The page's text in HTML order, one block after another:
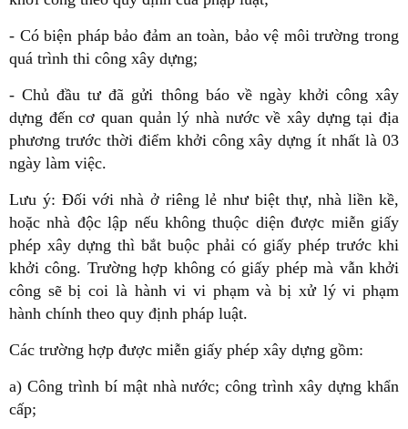
- Có biện pháp bảo đảm an toàn, bảo vệ môi trường trong
quá trình thi công xây dựng;
- Chủ đầu tư đã gửi thông báo về ngày khởi công xây
dựng đến cơ quan quản lý nhà nước về xây dựng tại địa
phương trước thời điểm khởi công xây dựng ít nhất là 03
ngày làm việc.
Lưu ý: Đối với nhà ở riêng lẻ như biệt thự, nhà liền kề,
hoặc nhà độc lập nếu không thuộc diện được miễn giấy
phép xây dựng thì bắt buộc phải có giấy phép trước khi
khởi công. Trường hợp không có giấy phép mà vẫn khởi
công sẽ bị coi là hành vi vi phạm và bị xử lý vi phạm
hành chính theo quy định pháp luật.
Các trường hợp được miễn giấy phép xây dựng gồm:
a) Công trình bí mật nhà nước; công trình xây dựng khẩn
cấp;